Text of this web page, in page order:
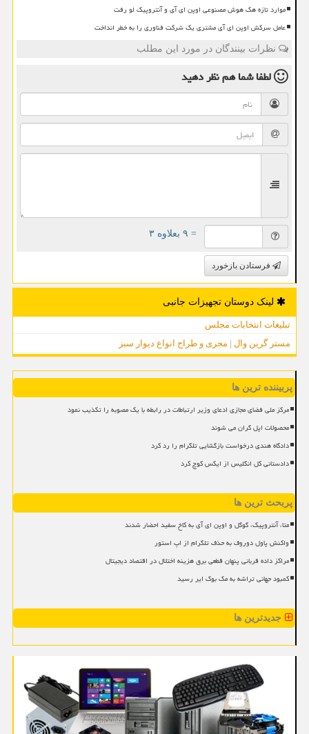
موارد تازه هک هوش مصنوعی اوپن ای آی و آنتروپیک لو رفت
عامل سرکش اوپن ای آی مشتری یک شرکت فناوری را به خطر انداخت
نظرات بینندگان در مورد این مطلب
لطفا شما همنظر دهید
= ۹ بعلاوه ۳
فرستادن بازخورد
لینک دوستان تجهیزات جانبی
تبلیغات انتخابات مجلس
مستر گرین وال | مجری و طراح انواع دیوار سبز
پربیننده ترین ها
مرکز ملی فضای مجازی ادعای وزیر ارتباطات در رابطه با یک مصوبه را تکذیب نمود
محصولات اپل گران می شوند
دادگاه هندی درخواست بازگشایی تلگرام را رد کرد
دادستانی کل انگلیس از ایکس کوچ کرد
پربحث ترین ها
متا، آنتروپیک، گوگل و اوپن ای آی به کاخ سفید احضار شدند
واکنش پاول دوروف به حذف تلگرام از اپ استور
مراکز داده قربانی پنهان قطعی برق هزینه اختلال در اقتصاد دیجیتال
کمبود جهانی تراشه به مک بوک ایر رسید
جدیدترین ها